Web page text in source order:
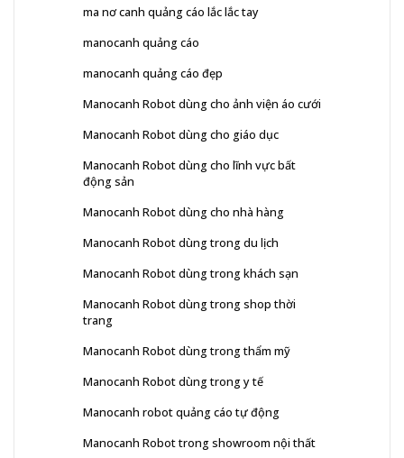
ma nơ canh quảng cáo lắc lắc tay
manocanh quảng cáo
manocanh quảng cáo đẹp
Manocanh Robot dùng cho ảnh viện áo cưới
Manocanh Robot dùng cho giáo dục
Manocanh Robot dùng cho lĩnh vực bất
động sản
Manocanh Robot dùng cho nhà hàng
Manocanh Robot dùng trong du lịch
Manocanh Robot dùng trong khách sạn
Manocanh Robot dùng trong shop thời
trang
Manocanh Robot dùng trong thẩm mỹ
Manocanh Robot dùng trong y tế
Manocanh robot quảng cáo tự động
Manocanh Robot trong showroom nội thất